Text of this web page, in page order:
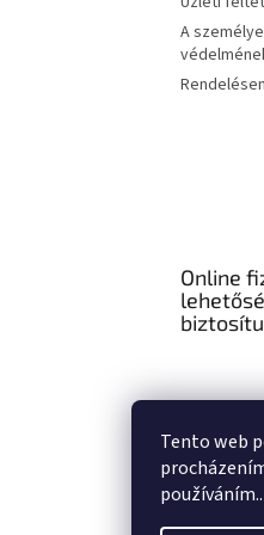
Tento web
A
Online